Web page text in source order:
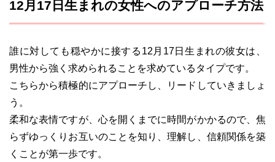
12月17日生まれの女性へのアプローチ方法
誰に対しても穏やかに接する12月17日生まれの彼女は、
男性から強く求められることを求めているタイプです。
こちらから積極的にアプローチし、リードしていきましょ
う。
柔和な表情ですが、心を開くまでに時間がかかるので、焦
らずゆっくりお互いのことを知り、理解し、信頼関係を築
くことが第一歩です。